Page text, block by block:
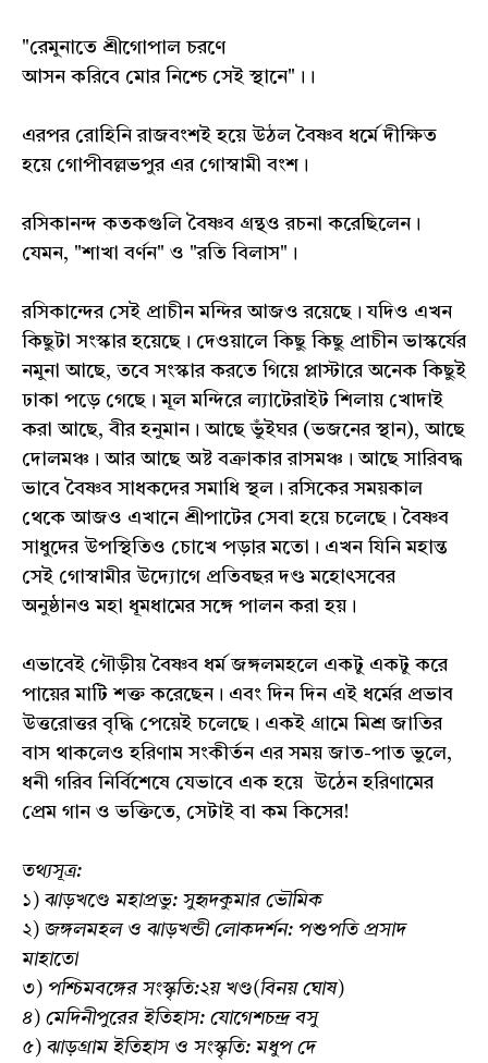
"রেমুনাতে শ্রীগোপাল চরণে
আসন করিবে মোর নিশ্চে সেই স্থানে"।।
এরপর রোহিনি রাজবংশই হয়ে উঠল বৈষ্ণব ধর্মে দীক্ষিত
হয়ে গোপীবল্লভপুর এর গোস্বামী বংশ।
রসিকানন্দ কতকগুলি বৈষ্ণব গ্রন্থও রচনা করেছিলেন।
যেমন, "শাখা বর্ণন" ও "রতি বিলাস"।
রসিকান্দের সেই প্রাচীন মন্দির আজও রয়েছে। যদিও এখন
কিছুটা সংস্কার হয়েছে। দেওয়ালে কিছু কিছু প্রাচীন ভাস্কর্যের
নমুনা আছে, তবে সংস্কার করতে গিয়ে প্লাস্টারে অনেক কিছুই
ঢাকা পড়ে গেছে। মূল মন্দিরে ল্যাটেরাইট শিলায় খোদাই
করা আছে, বীর হনুমান। আছে ভুঁইঘর (ভজনের স্থান), আছে
দোলমঞ্চ। আর আছে অষ্ট বক্রাকার রাসমঞ্চ। আছে সারিবদ্ধ
ভাবে বৈষ্ণব সাধকদের সমাধি স্থল। রসিকের সময়কাল
থেকে আজও এখানে শ্রীপাটের সেবা হয়ে চলেছে। বৈষ্ণব
সাধুদের উপস্থিতিও চোখে পড়ার মতো। এখন যিনি মহান্ত
সেই গোস্বামীর উদ্যোগে প্রতিবছর দণ্ড মহোৎসবের
অনুষ্ঠানও মহা ধূমধামের সঙ্গে পালন করা হয়।
এভাবেই গৌড়ীয় বৈষ্ণব ধর্ম জঙ্গলমহলে একটু একটু করে
পায়ের মাটি শক্ত করেছেন। এবং দিন দিন এই ধর্মের প্রভাব
উত্তরোত্তর বৃদ্ধি পেয়েই চলেছে। একই গ্রামে মিশ্র জাতির
বাস থাকলেও হরিণাম সংকীর্তন এর সময় জাত-পাত ভুলে,
ধনী গরিব নির্বিশেষে যেভাবে এক হয়ে উঠেন হরিণামের
প্রেম গান ও ভক্তিতে, সেটাই বা কম কিসের!
তথ্যসূত্র:
১) ঝাড়খণ্ডে মহাপ্রভু: সুহৃদকুমার ভৌমিক
২) জঙ্গলমহল ও ঝাড়খন্ডী লোকদর্শন: পশুপতি প্রসাদ
মাহাতো
৩) পশ্চিমবঙ্গের সংস্কৃতি:২য় খণ্ড(বিনয় ঘোষ)
৪) মেদিনীপুরের ইতিহাস: যোগেশচন্দ্র বসু
৫) ঝাড়গ্রাম ইতিহাস ও সংস্কৃতি: মধুপ দে